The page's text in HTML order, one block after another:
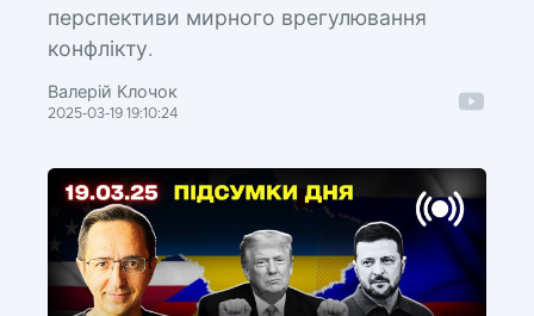
перспективи мирного врегулювання
конфлікту.
Валерій Клочок
2025-03-19 19:10:24